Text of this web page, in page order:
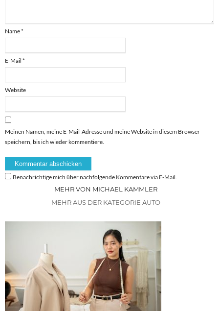
Name*
E-Mail *
Website
Meinen Namen, meine E-Mail-Adresse und meine Website in diesem Browser
speichern, bis ich wieder kommentiere.
Benachrichtige mich über nachfolgende Kommentare via E-Mail.
MEHR VON MICHAEL KAMMLER
MEHR AUS DER KATEGORIE AUTO